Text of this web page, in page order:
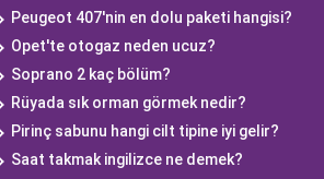
Peugeot 407'nin en dolu paketi hangisi?
Opet'te otogaz neden ucuz?
Soprano 2 kaç bölüm?
Rüyada sık orman görmek nedir?
Pirinç sabunu hangi cilt tipine iyi gelir?
Saat takmak ingilizce ne demek?